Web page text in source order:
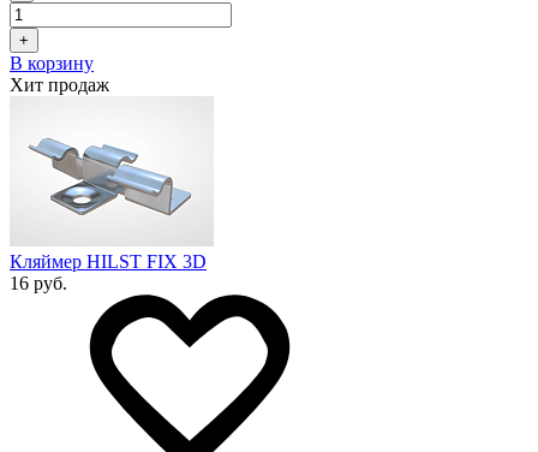
+
В корзину
Хит продаж
Кляймер HILST FIX 3D
16 руб.